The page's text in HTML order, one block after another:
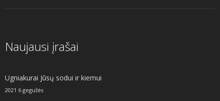
Naujausi įrašai
Ugniakurai Jūsų sodui ir kiemui
2021 6 gegužės